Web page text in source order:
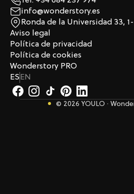
info@wonderstory.es
Ronda de la Universidad 33,
Aviso legal
Política de privacidad
Política de cookies
Wonderstory PRO
ESEN
© 2026 YOULO ·